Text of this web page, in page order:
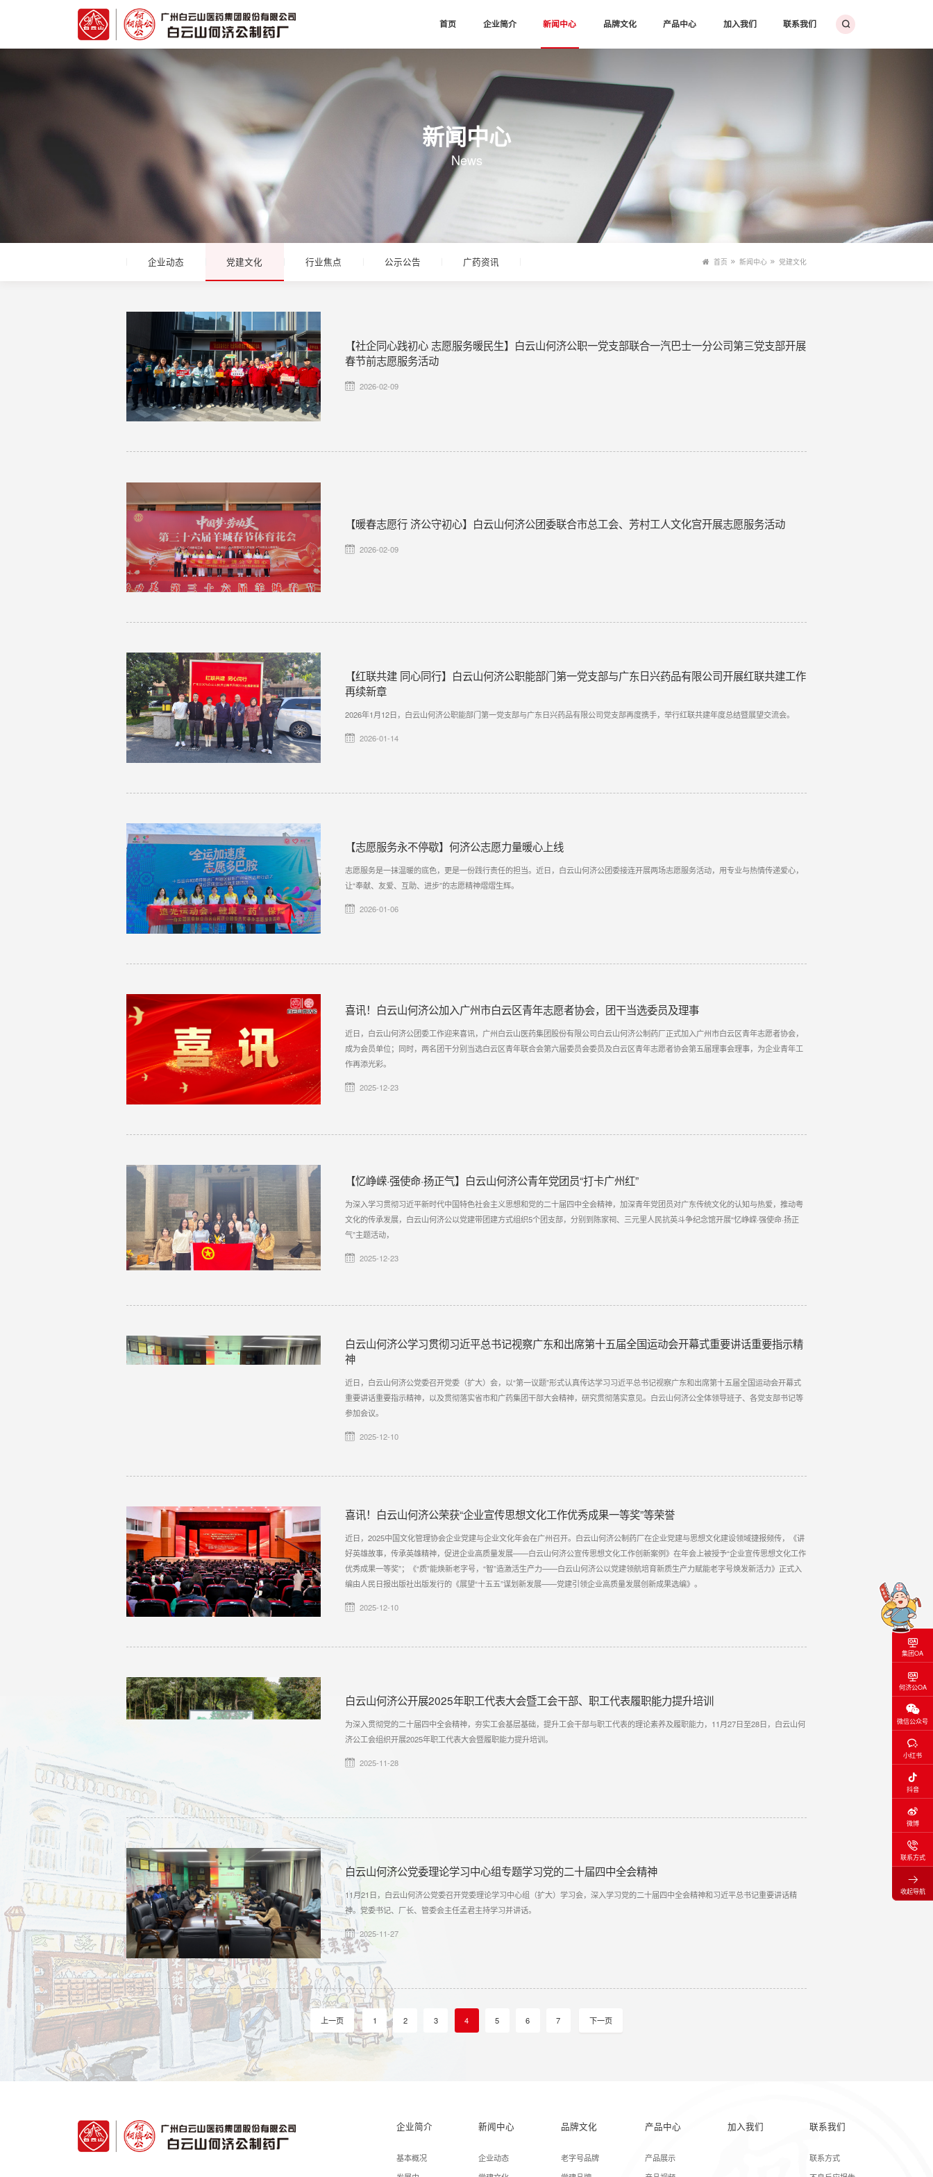
首页 企业简介 新闻中心 品牌文化 产品中心 加入我们 联系我们
新闻中心
News
企业动态 党建文化 行业焦点 公示公告 广药资讯 首页 新闻中心 党建文化
【社企同心践初心 志愿服务暖民生】白云山何济公职一党支部联合一汽巴士一分公司第三党支部开展
春节前志愿服务活动
2026-02-09
【暖春志愿行 济公守初心】白云山何济公团委联合市总工会、芳村工人文化宫开展志愿服务活动
2026-02-09
【红联共建 同心同行】白云山何济公职能部门第一党支部与广东日兴药品有限公司开展红联共建工作
再续新章
2026年1月12日，白云山何济公职能部门第一党支部与广东日兴药品有限公司党支部再度携手，举行红联共建年度总结暨展望交流会。
2026-01-14
【志愿服务永不停歇】何济公志愿力量暖心上线
志愿服务是一抹温暖的底色，更是一份践行责任的担当。近日，白云山何济公团委接连开展两场志愿服务活动，用专业与热情传递爱心，
让“奉献、友爱、互助、进步”的志愿精神熠熠生辉。
2026-01-06
喜讯！白云山何济公加入广州市白云区青年志愿者协会，团干当选委员及理事
近日，白云山何济公团委工作迎来喜讯，广州白云山医药集团股份有限公司白云山何济公制药厂正式加入广州市白云区青年志愿者协会，
成为会员单位；同时，两名团干分别当选白云区青年联合会第六届委员会委员及白云区青年志愿者协会第五届理事会理事，为企业青年工
作再添光彩。
2025-12-23
【忆峥嵘·强使命·扬正气】白云山何济公青年党团员“打卡广州红”
为深入学习贯彻习近平新时代中国特色社会主义思想和党的二十届四中全会精神，加深青年党团员对广东传统文化的认知与热爱，推动粤
文化的传承发展，白云山何济公以党建带团建方式组织5个团支部，分别到陈家祠、三元里人民抗英斗争纪念馆开展“忆峥嵘·强使命·扬正
气”主题活动，
2025-12-23
白云山何济公学习贯彻习近平总书记视察广东和出席第十五届全国运动会开幕式重要讲话重要指示精
神
近日，白云山何济公党委召开党委（扩大）会，以“第一议题”形式认真传达学习习近平总书记视察广东和出席第十五届全国运动会开幕式
重要讲话重要指示精神，以及贯彻落实省市和广药集团干部大会精神，研究贯彻落实意见。白云山何济公全体领导班子、各党支部书记等
参加会议。
2025-12-10
喜讯！白云山何济公荣获“企业宣传思想文化工作优秀成果一等奖”等荣誉
近日，2025中国文化管理协会企业党建与企业文化年会在广州召开。白云山何济公制药厂在企业党建与思想文化建设领域捷报频传，《讲
好英雄故事，传承英雄精神，促进企业高质量发展——白云山何济公宣传思想文化工作创新案例》在年会上被授予“企业宣传思想文化工作
优秀成果一等奖”；《“质”能焕新老字号，“智”造激活生产力——白云山何济公以党建领航培育新质生产力赋能老字号焕发新活力》正式入
编由人民日报出版社出版发行的《展望“十五五”谋划新发展——党建引领企业高质量发展创新成果选编》。
2025-12-10
白云山何济公开展2025年职工代表大会暨工会干部、职工代表履职能力提升培训
为深入贯彻党的二十届四中全会精神，夯实工会基层基础，提升工会干部与职工代表的理论素养及履职能力，11月27日至28日，白云山何
济公工会组织开展2025年职工代表大会暨履职能力提升培训。
2025-11-28
白云山何济公党委理论学习中心组专题学习党的二十届四中全会精神
11月21日，白云山何济公党委召开党委理论学习中心组（扩大）学习会，深入学习党的二十届四中全会精神和习近平总书记重要讲话精
神。党委书记、厂长、管委会主任孟君主持学习并讲话。
2025-11-27
上一页 1 2 3 4 5 6 7 下一页
企业简介
基本概况
新闻中心
企业动态
品牌文化
老字号品牌
产品中心
产品展示
加入我们 联系我们
联系方式
集团OA
何济公OA
微信公众号
小红书
抖音
微博
联系方式
收起导航